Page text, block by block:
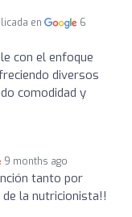
en
6
con el enfoque
diversos
comodidad y
9 months ago
tanto por
la nutricionista!!